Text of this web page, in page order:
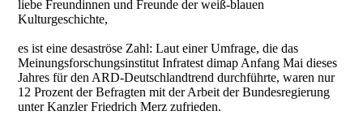
liebe Freundinnen und Freunde der weiß-blauen
Kulturgeschichte,
es ist eine desaströse Zahl: Laut einer Umfrage, die das
Meinungsforschungsinstitut Infratest dimap Anfang Mai dieses
Jahres für den ARD-Deutschlandtrend durchführte, waren nur
12 Prozent der Befragten mit der Arbeit der Bundesregierung
unter Kanzler Friedrich Merz zufrieden.